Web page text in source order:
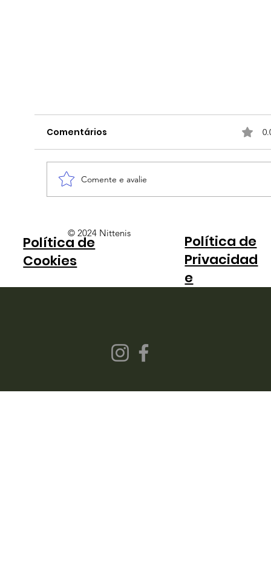
Gaúchos conquistam primeiros títulos
MT 700 de Porto Alegre
Comentários
Comente e avalie
© 2024 Nittenis
Política de
Privacidad
e
Política de
Cookies